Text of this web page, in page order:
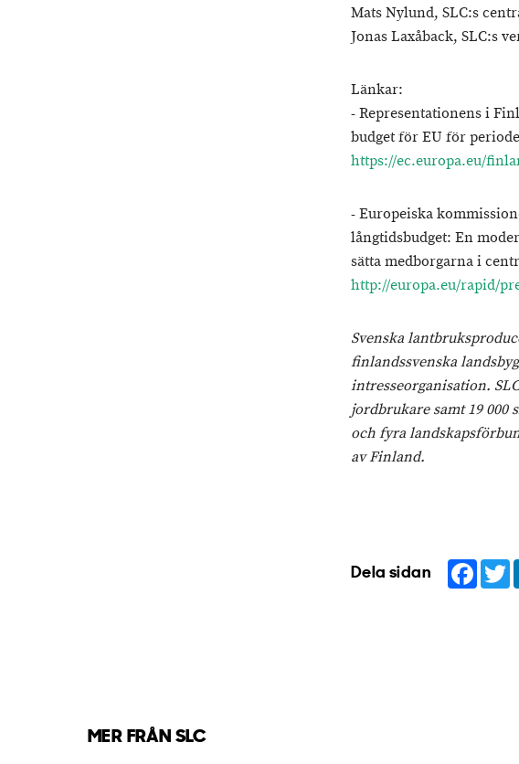
Mats Nylund, SLC:s
Jonas Laxåback, SLC:s
Länkar:
- Representationens i
budget för EU för
https://ec.europa.eu/
- Europeiska
långtidsbudget: En
sätta medborgarna i
http://europa.eu/rapid/
Svenska
finlandssvenska
intresseorganisation.
jordbrukare samt 19 000
och fyra
av Finland.
Dela sidan
MER FRÅN SLC